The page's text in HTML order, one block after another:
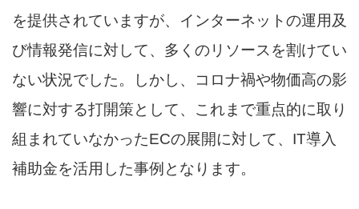
を提供されていますが、インターネットの運用及
び情報発信に対して、多くのリソースを割けてい
ない状況でした。しかし、コロナ禍や物価高の影
響に対する打開策として、これまで重点的に取り
組まれていなかったECの展開に対して、IT導入
補助金を活用した事例となります。